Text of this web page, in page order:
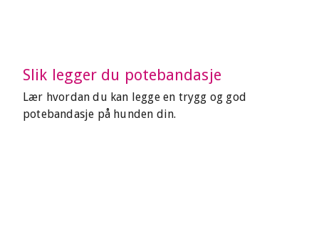
Slik legger du potebandasje
Lær hvordan du kan legge en trygg og god
potebandasje på hunden din.